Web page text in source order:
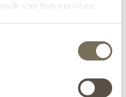
van hun services.